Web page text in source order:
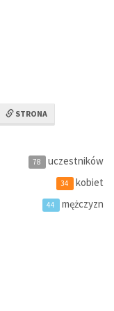
STRONA
78 uczestników
34 kobiet
44 mężczyzn